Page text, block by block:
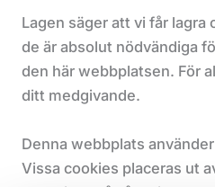
Lagen säger att vi får lagra
de är absolut nödvändiga
den här webbplatsen. För
ditt medgivande.
Denna webbplats
Vissa cookies placeras ut